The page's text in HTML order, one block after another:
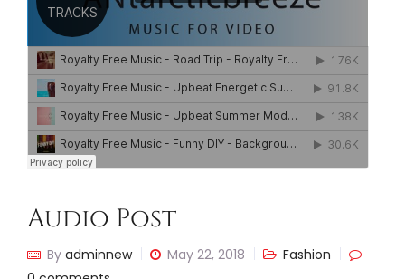
Audio Post
By adminnew May 22, 2018
Fashion